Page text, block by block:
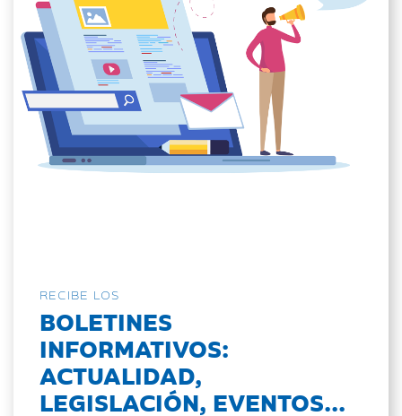
RECIBE LOS
BOLETINES
INFORMATIVOS:
ACTUALIDAD,
LEGISLACIÓN, EVENTOS...